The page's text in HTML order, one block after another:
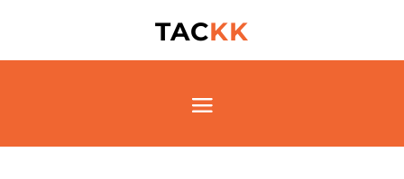
TACKK